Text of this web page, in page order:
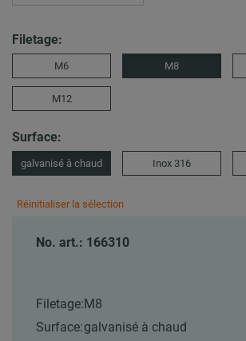
Filetage:
M6 M8
M12
Surface:
galvanisé à chaud Inox 316
Réinitialiser la sélection
No. art.: 166310
Filetage:M8
Surface:galvanisé à chaud